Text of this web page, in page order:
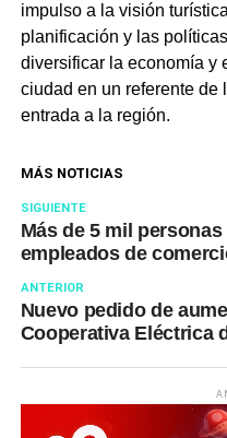
impulso a la visión
planificación y las
diversificar la economía y
ciudad en un referente de
entrada a la región.
MÁS NOTICIAS
SIGUIENTE
Más de 5 mil
empleados de
ANTERIOR
Nuevo pedido de
Cooperativa Eléctrica